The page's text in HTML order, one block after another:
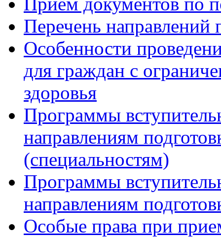
Перечень направлений
Особенности
для граждан с
здоровья
Программы
направлениям
(специальностям)
Программы
направлениям
Особые права при